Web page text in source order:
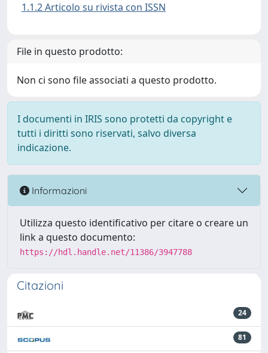
1.1.2 Articolo su rivista con ISSN
File in questo prodotto:
Non ci sono file associati a questo prodotto.
I documenti in IRIS sono protetti da copyright e
tutti i diritti sono riservati, salvo diversa
indicazione.
Informazioni
Utilizza questo identificativo per citare o creare un
link a questo documento:
https://hdl.handle.net/11386/3947788
Citazioni
24
81